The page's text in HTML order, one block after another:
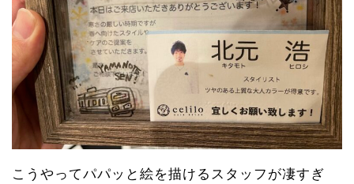
こうやってパパッと絵を描けるスタッフが凄すぎ